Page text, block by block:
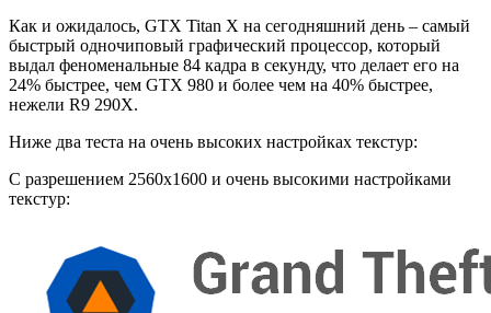
Как и ожидалось, GTX Titan X на сегодняшний день – самый
быстрый одночиповый графический процессор, который
выдал феноменальные 84 кадра в секунду, что делает его на
24% быстрее, чем GTX 980 и более чем на 40% быстрее,
нежели R9 290X.
Ниже два теста на очень высоких настройках текстур:
С разрешением 2560х1600 и очень высокими настройками
текстур: